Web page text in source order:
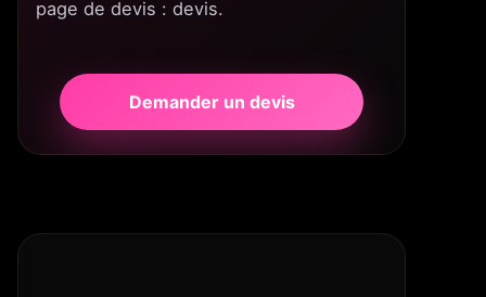
page de devis : devis.
Demander un devis